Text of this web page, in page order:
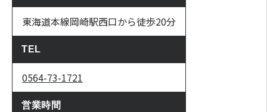
東海道本線岡崎駅西口から徒歩20分
TEL
0564-73-1721
営業時間